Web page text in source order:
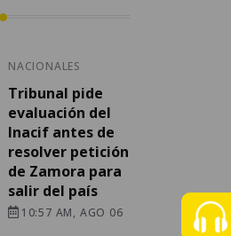
NACIONALES
Tribunal pide
evaluación del
Inacif antes de
resolver petición
de Zamora para
salir del país
10:57 AM, AGO 06